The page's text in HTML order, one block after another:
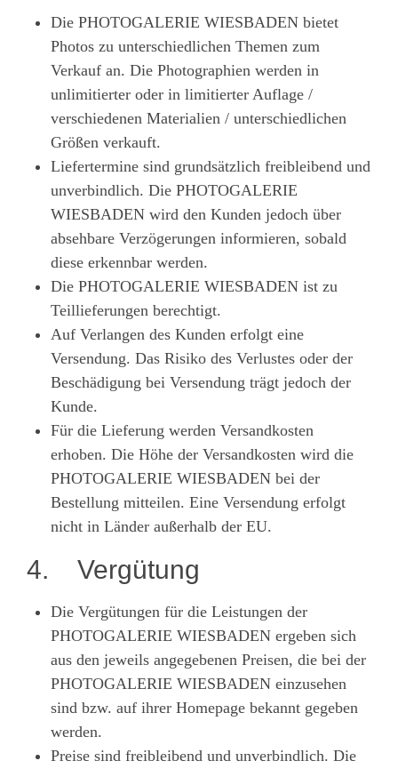
Die PHOTOGALERIE WIESBADEN bietet
Photos zu unterschiedlichen Themen zum
Verkauf an. Die Photographien werden in
unlimitierter oder in limitierter Auflage /
verschiedenen Materialien / unterschiedlichen
Größen verkauft.
Liefertermine sind grundsätzlich freibleibend und
unverbindlich. Die PHOTOGALERIE
WIESBADEN wird den Kunden jedoch über
absehbare Verzögerungen informieren, sobald
diese erkennbar werden.
Die PHOTOGALERIE WIESBADEN ist zu
Teillieferungen berechtigt.
Auf Verlangen des Kunden erfolgt eine
Versendung. Das Risiko des Verlustes oder der
Beschädigung bei Versendung trägt jedoch der
Kunde.
Für die Lieferung werden Versandkosten
erhoben. Die Höhe der Versandkosten wird die
PHOTOGALERIE WIESBADEN bei der
Bestellung mitteilen. Eine Versendung erfolgt
nicht in Länder außerhalb der EU.
4. Vergütung
Die Vergütungen für die Leistungen der
PHOTOGALERIE WIESBADEN ergeben sich
aus den jeweils angegebenen Preisen, die bei der
PHOTOGALERIE WIESBADEN einzusehen
sind bzw. auf ihrer Homepage bekannt gegeben
werden.
Preise sind freibleibend und unverbindlich. Die